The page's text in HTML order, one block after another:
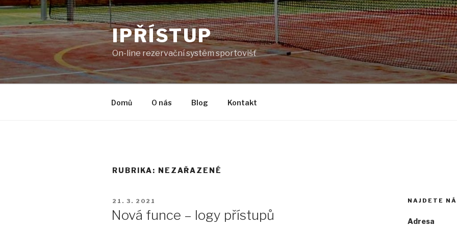
Přejít
k
obsahu
webu
IPŘÍSTUP
On-line rezervační systém sportovišť
Domů O nás Blog Kontakt
RUBRIKA: NEZAŘAZENÉ
PUBLIKOVÁNO
21. 3. 2021
Nová funce – logy přístupů
NAJDETE
Adresa